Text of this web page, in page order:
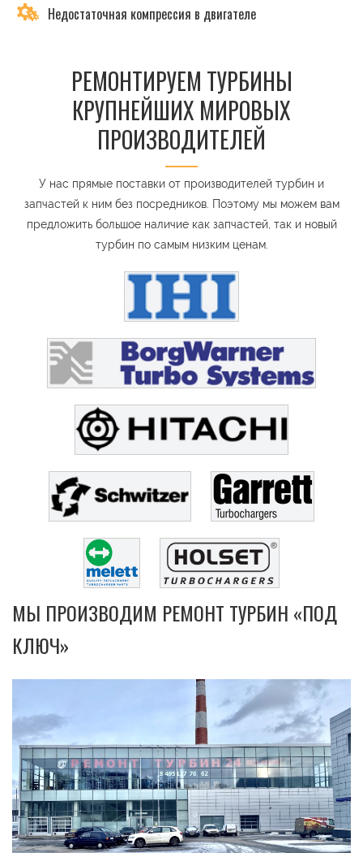
Недостаточная компрессия в двигателе
РЕМОНТИРУЕМ ТУРБИНЫ
КРУПНЕЙШИХ МИРОВЫХ
ПРОИЗВОДИТЕЛЕЙ
У нас прямые поставки от производителей турбин и
запчастей к ним без посредников. Поэтому мы можем вам
предложить большое наличие как запчастей, так и новый
турбин по самым низким ценам.
МЫ ПРОИЗВОДИМ РЕМОНТ ТУРБИН «ПОД
КЛЮЧ»